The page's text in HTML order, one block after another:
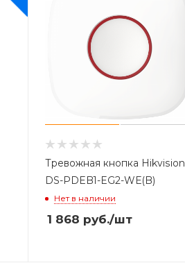
Тревожная кнопка Hikvision
DS-PDEB1-EG2-WE(B)
Нет в наличии
1 868 руб./шт